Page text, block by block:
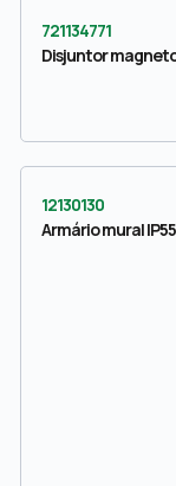
721134771
Disjuntor
12130130
Armário mural